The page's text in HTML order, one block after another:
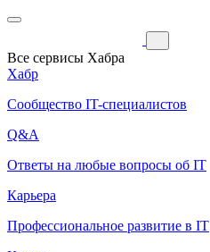
Все сервисы Хабра
Хабр
Сообщество IT-специалистов
Q&A
Ответы на любые вопросы об IT
Карьера
Профессиональное развитие в IT